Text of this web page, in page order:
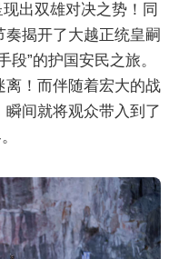
出双雄对决之势！同
揭开了大越正统皇嗣
”的护国安民之旅。
离！而伴随着宏大的战
间就将观众带入到了